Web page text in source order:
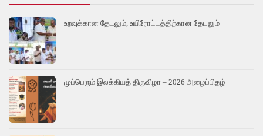
உறவுக்கான தேடலும், உயிரோட்டத்திற்கான தேடலும்
முப்பெரும் இலக்கியத் திருவிழா – 2026 அழைப்பிதழ்